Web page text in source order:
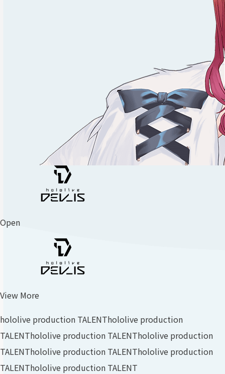
Open
View More
hololive production TALENThololive production
TALENThololive production TALENThololive production
TALENThololive production TALENThololive production
TALENThololive production TALENT